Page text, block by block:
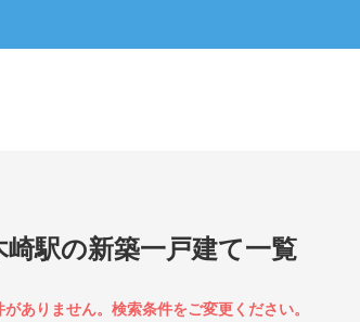
崎駅の新築一戸建て一覧
がありません。検索条件をご変更ください。